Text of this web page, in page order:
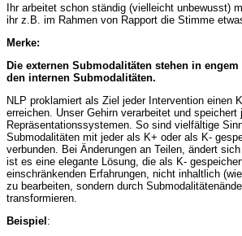
Ihr arbeitet schon ständig (vielleicht unbewusst)
ihr z.B. im Rahmen von Rapport die Stimme
Merke:
Die externen Submodalitäten stehen in
den internen Submodalitäten.
NLP proklamiert als Ziel jeder Intervention einen
erreichen. Unser Gehirn verarbeitet und speichert
Repräsentationssystemen. So sind vielfältige
Submodalitäten mit jeder als K+ oder als K-
verbunden. Bei Änderungen an Teilen, ändert
ist es eine elegante Lösung, die als K-
einschränkenden Erfahrungen, nicht inhaltlich
zu bearbeiten, sondern durch
transformieren.
Beispiel :